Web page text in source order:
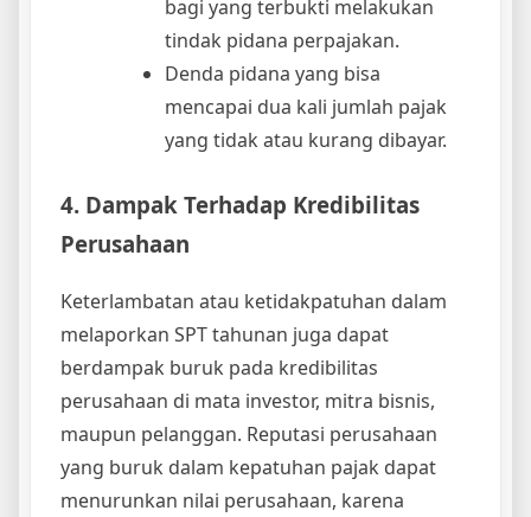
bagi yang terbukti melakukan
tindak pidana perpajakan.
Denda pidana yang bisa
mencapai dua kali jumlah pajak
yang tidak atau kurang dibayar.
4. Dampak Terhadap Kredibilitas
Perusahaan
Keterlambatan atau ketidakpatuhan dalam
melaporkan SPT tahunan juga dapat
berdampak buruk pada kredibilitas
perusahaan di mata investor, mitra bisnis,
maupun pelanggan. Reputasi perusahaan
yang buruk dalam kepatuhan pajak dapat
menurunkan nilai perusahaan, karena